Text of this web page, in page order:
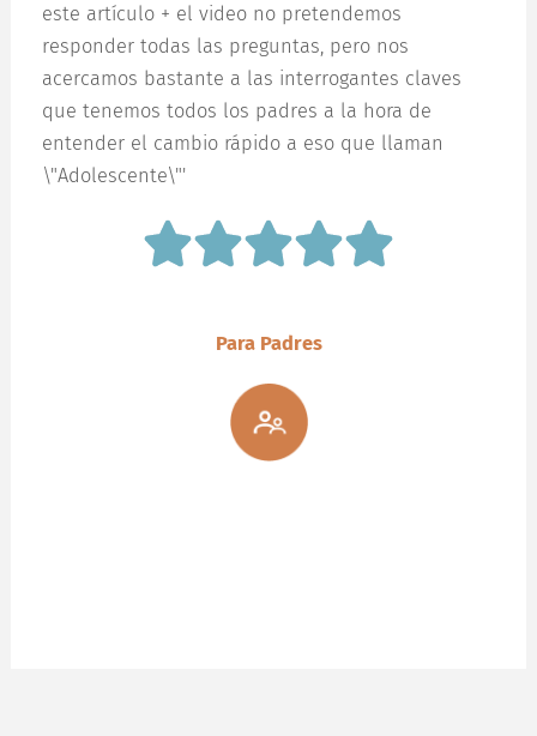
este artículo + el video no pretendemos
responder todas las preguntas, pero nos
acercamos bastante a las interrogantes claves
que tenemos todos los padres a la hora de
entender el cambio rápido a eso que llaman
\"Adolescente\"'
Para Padres